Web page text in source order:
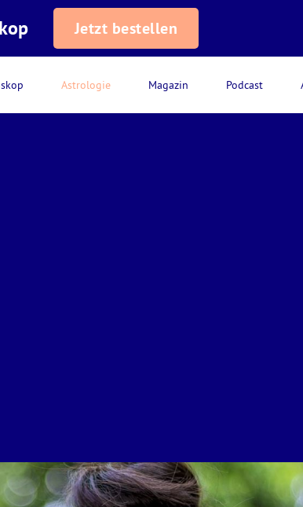
Astrologie Magazin Podcast
Jetzt bestellen